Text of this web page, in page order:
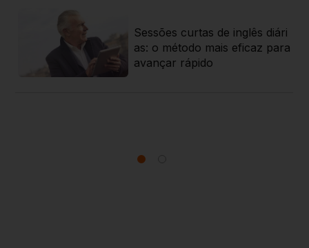
Sessões curtas de inglês diári
as: o método mais eficaz para
avançar rápido